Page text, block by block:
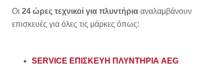
Οι 24 ώρες τεχνικοί για πλυντήρια αναλαμβάνουν
επισκευές για όλες τις μάρκες όπως:
SERVICE ΕΠΙΣΚΕΥΗ ΠΛΥΝΤΗΡΙΑ AEG